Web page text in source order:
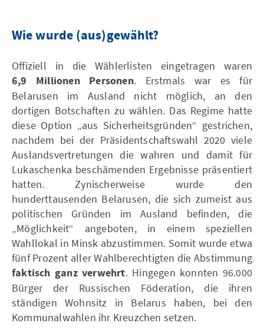
Wie wurde (aus)gewählt?
Offiziell in die Wählerlisten eingetragen waren
6,9 Millionen Personen. Erstmals war es für
Belarusen im Ausland nicht möglich, an den
dortigen Botschaften zu wählen. Das Regime hatte
diese Option „aus Sicherheitsgründen“ gestrichen,
nachdem bei der Präsidentschaftswahl 2020 viele
Auslandsvertretungen die wahren und damit für
Lukaschenka beschämenden Ergebnisse präsentiert
hatten. Zynischerweise wurde den
hunderttausenden Belarusen, die sich zumeist aus
politischen Gründen im Ausland befinden, die
„Möglichkeit“ angeboten, in einem speziellen
Wahllokal in Minsk abzustimmen. Somit wurde etwa
fünf Prozent aller Wahlberechtigten die Abstimmung
faktisch ganz verwehrt. Hingegen konnten 96.000
Bürger der Russischen Föderation, die ihren
ständigen Wohnsitz in Belarus haben, bei den
Kommunalwahlen ihr Kreuzchen setzen.